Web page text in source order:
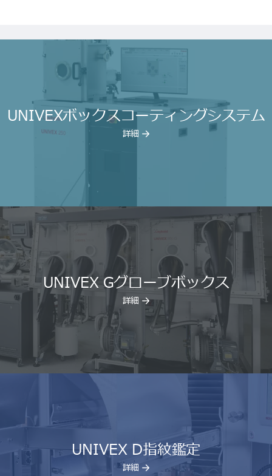
UNIVEXボックスコーティングシステム
詳細
UNIVEX Gグローブボックス
詳細
UNIVEX D指紋鑑定
詳細